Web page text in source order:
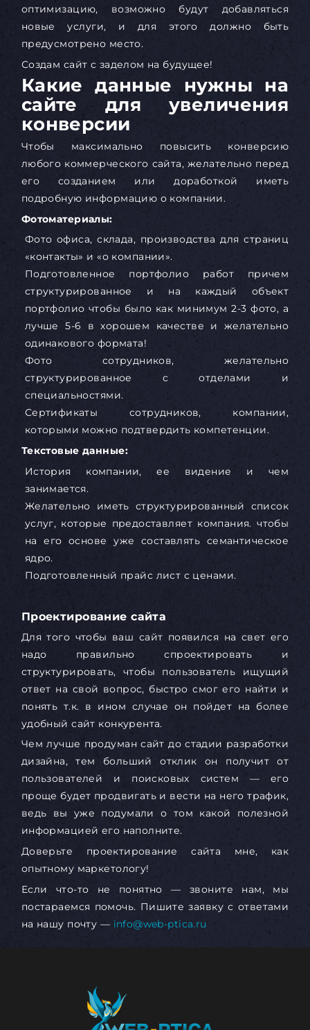
оптимизацию, возможно будут добавляться
новые услуги, и для этого должно быть
предусмотрено место.
Создам сайт с заделом на будущее!
Какие данные нужны на
сайте для увеличения
конверсии
Чтобы максимально повысить конверсию
любого коммерческого сайта, желательно перед
его созданием или доработкой иметь
подробную информацию о компании.
Фотоматериалы:
Фото офиса, склада, производства для страниц
«контакты» и «о компании».
Подготовленное портфолио работ причем
структурированное и на каждый объект
портфолио чтобы было как минимум 2-3 фото, а
лучше 5-6 в хорошем качестве и желательно
одинакового формата!
Фото сотрудников, желательно
структурированное с отделами и
специальностями.
Сертификаты сотрудников, компании,
которыми можно подтвердить компетенции.
Текстовые данные:
История компании, ее видение и чем
занимается.
Желательно иметь структурированный список
услуг, которые предоставляет компания. чтобы
на его основе уже составлять семантическое
ядро.
Подготовленный прайс лист с ценами.
Проектирование сайта
Для того чтобы ваш сайт появился на свет его
надо правильно спроектировать и
структурировать, чтобы пользователь ищущий
ответ на свой вопрос, быстро смог его найти и
понять т.к. в ином случае он пойдет на более
удобный сайт конкурента.
Чем лучше продуман сайт до стадии разработки
дизайна, тем больший отклик он получит от
пользователей и поисковых систем — его
проще будет продвигать и вести на него трафик,
ведь вы уже подумали о том какой полезной
информацией его наполните.
Доверьте проектирование сайта мне, как
опытному маркетологу!
Если что-то не понятно — звоните нам, мы
постараемся помочь. Пишите заявку с ответами
на нашу почту — info@web-ptica.ru